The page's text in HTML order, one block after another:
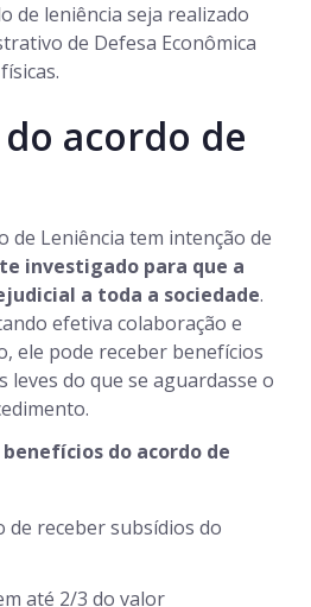
de leniência seja realizado
de Defesa Econômica
acordo de
de Leniência tem intenção de
investigado para que a
a toda a sociedade.
efetiva colaboração e
ele pode receber benefícios
leves do que se aguardasse o
do acordo de
de receber subsídios do
até 2/3 do valor